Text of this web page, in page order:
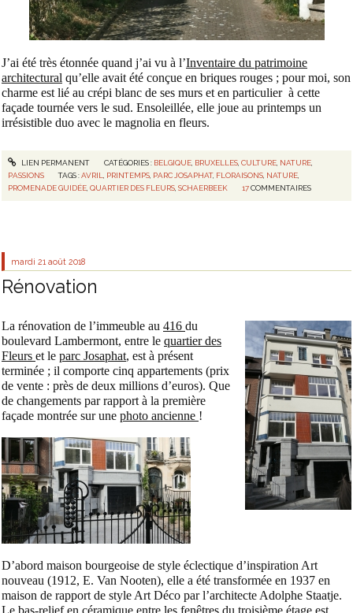
J’ai été très étonnée quand j’ai vu à l’Inventaire du patrimoine
architectural qu’elle avait été conçue en briques rouges ; pour moi, son
charme est lié au crépi blanc de ses murs et en particulier à cette
façade tournée vers le sud. Ensoleillée, elle joue au printemps un
irrésistible duo avec le magnolia en fleurs.
LIEN PERMANENT CATÉGORIES : BELGIQUE, BRUXELLES, CULTURE, NATURE,
PASSIONS
TAGS :AVRIL, PRINTEMPS, PARC JOSAPHAT, FLORAISONS, NATURE,
PROMENADE GUIDÉE,QUARTIER DES FLEURS,SCHAERBEEK 17 COMMENTAIRES
mardi 21 août 2018
Rénovation
La rénovation de l’immeuble au 416 du
boulevard Lambermont, entre le quartier des
Fleurs et le parc Josaphat, est à présent
terminée ; il comporte cinq appartements (prix
de vente : près de deux millions d’euros). Que
de changements par rapport à la première
façade montrée sur une photo ancienne !
D’abord maison bourgeoise de style éclectique d’inspiration Art
nouveau (1912, E. Van Nooten), elle a été transformée en 1937 en
maison de rapport de style Art Déco par l’architecte Adolphe Staatje.